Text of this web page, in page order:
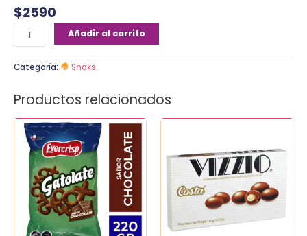
$2590
Añadir al carrito
Categoría: Snaks
Productos relacionados
Gatolate
220
cantidad
120
cantidad